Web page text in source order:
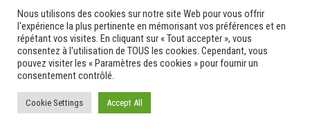
TSUNAMI
TZCLD
uncategorized
Venir en Martinique
Video
vidététladjéko
Nous utilisons des cookies sur notre site Web pour vous offrir
l'expérience la plus pertinente en mémorisant vos préférences et en
répétant vos visites. En cliquant sur « Tout accepter », vous
consentez à l'utilisation de TOUS les cookies. Cependant, vous
pouvez visiter les « Paramètres des cookies » pour fournir un
consentement contrôlé.
Cookie Settings Accept All